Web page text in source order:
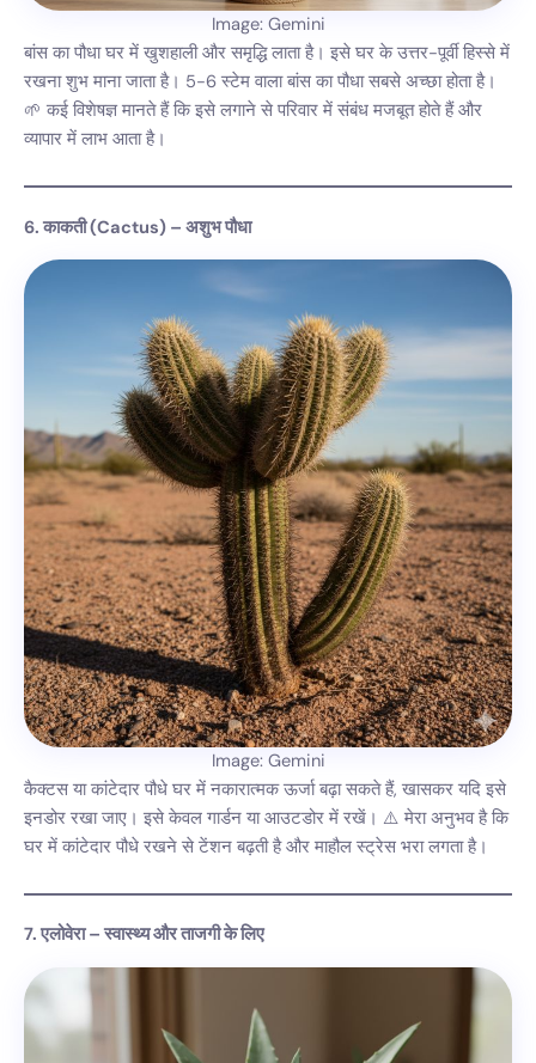
Image: Gemini
बांस का पौधा घर में खुशहाली और समृद्धि लाता है। इसे घर के उत्तर-पूर्वी हिस्से में
रखना शुभ माना जाता है। 5-6 स्टेम वाला बांस का पौधा सबसे अच्छा होता है।
🌱 कई विशेषज्ञ मानते हैं कि इसे लगाने से परिवार में संबंध मजबूत होते हैं और
व्यापार में लाभ आता है।
6. काकती (Cactus) – अशुभ पौधा
Image: Gemini
कैक्टस या कांटेदार पौधे घर में नकारात्मक ऊर्जा बढ़ा सकते हैं, खासकर यदि इसे
इनडोर रखा जाए। इसे केवल गार्डन या आउटडोर में रखें। ⚠️ मेरा अनुभव है कि
घर में कांटेदार पौधे रखने से टेंशन बढ़ती है और माहौल स्ट्रेस भरा लगता है।
7. एलोवेरा – स्वास्थ्य और ताजगी के लिए